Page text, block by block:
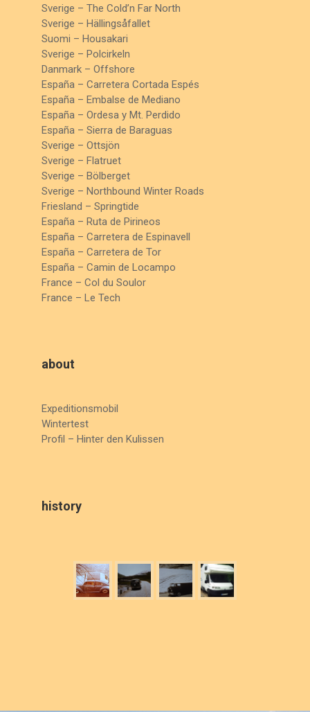
Sverige – The Cold’n Far North
Sverige – Hällingsåfallet
Suomi – Housakari
Sverige – Polcirkeln
Danmark – Offshore
España – Carretera Cortada Espés
España – Embalse de Mediano
España – Ordesa y Mt. Perdido
España – Sierra de Baraguas
Sverige – Ottsjön
Sverige – Flatruet
Sverige – Bölberget
Sverige – Northbound Winter Roads
Friesland – Springtide
España – Ruta de Pirineos
España – Carretera de Espinavell
España – Carretera de Tor
España – Camin de Locampo
France – Col du Soulor
France – Le Tech
about
Expeditionsmobil
Wintertest
Profil – Hinter den Kulissen
history